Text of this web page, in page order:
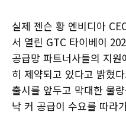
실제 젠슨 황 엔비디아
서 열린 GTC 타이베이
공급망 파트너사들의 지
히 제약되고 있다고 밝혔
출시를 앞두고 막대한 물
낙 커 공급이 수요를 따라